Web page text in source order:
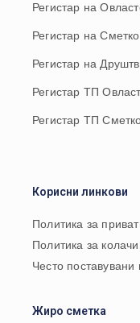
Регистар на
Регистар на
Регистар на
Регистар ТП
Регистар ТП
Корисни линкови
Политика за
Политика за
Често
Жиро сметка